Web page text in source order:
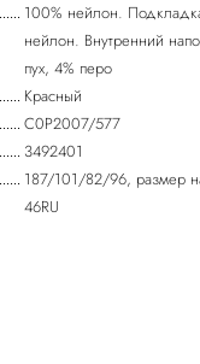
100% нейлон.
нейлон. Внутренний
пух, 4% перо
Красный
C0P2007/577
3492401
187/101/82/96, размер
46RU